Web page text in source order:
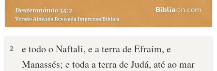
2
e todo o Naftali, e a terra de Efraim, e
Manassés; e toda a terra de Judá, até ao mar